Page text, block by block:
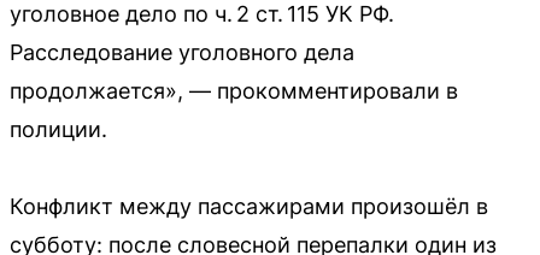
уголовное дело по ч. 2 ст. 115 УК РФ.
Расследование уголовного дела
продолжается», — прокомментировали в
полиции.
Конфликт между пассажирами произошёл в
субботу: после словесной перепалки один из